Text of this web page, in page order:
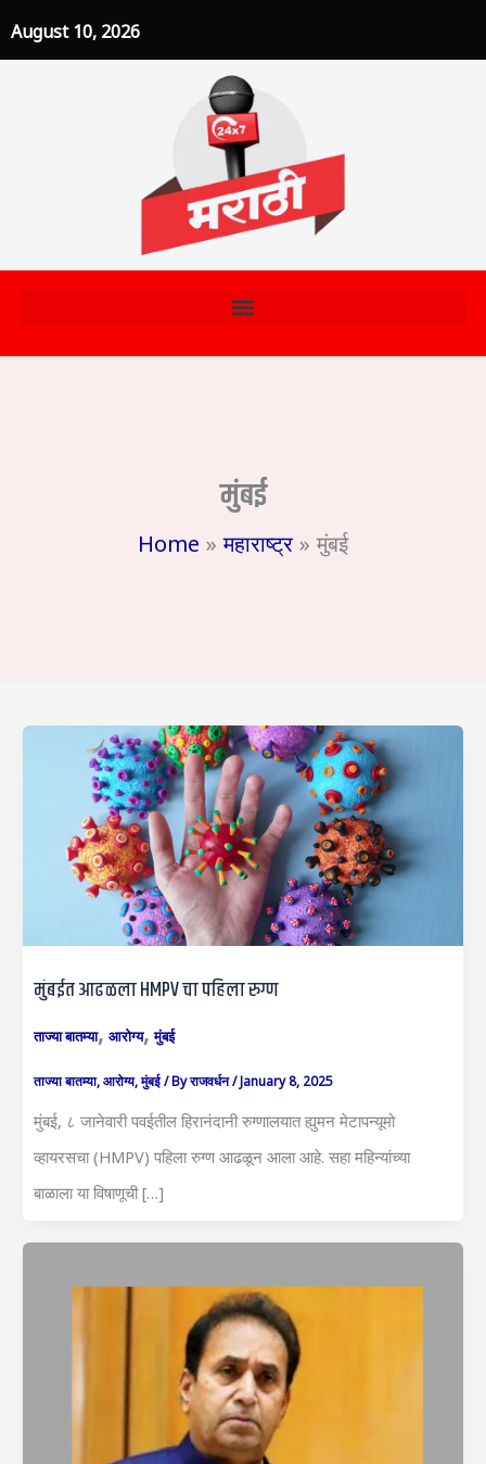
Skip
to
August 10, 2026
मुंबई
Home महाराष्ट्र मुंबई
मुंबईत आढळला HMPV चा पहिला रुग्ण
ताज्या बातम्या, आरोग्य,मुंबई
ताज्या बातम्या,आरोग्य,मुंबई/ Byराजवर्धन/January 8, 2025
मुंबई, ८ जानेवारी पवईतील हिरानंदानी रुग्णालयात ह्युमन मेटापन्यूमो
व्हायरसचा (HMPV) पहिला रुग्ण आढळून आला आहे. सहा महिन्यांच्या
बाळाला या विषाणूची […]